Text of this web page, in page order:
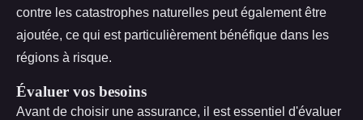
contre les catastrophes naturelles peut également être
ajoutée, ce qui est particulièrement bénéfique dans les
régions à risque.
Évaluer vos besoins
Avant de choisir une assurance, il est essentiel d'évaluer